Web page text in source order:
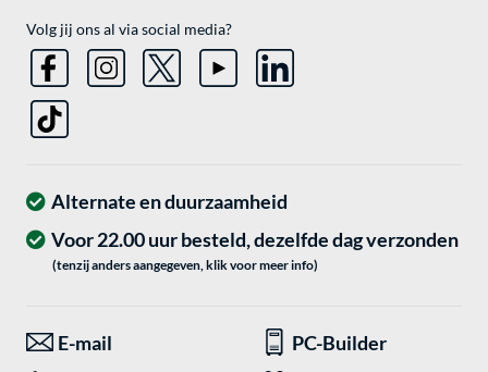
Volg jij ons al via social media?
Alternate en duurzaamheid
Voor 22.00 uur besteld, dezelfde dag verzonden
(tenzij anders aangegeven, klik voor meer info)
E-mail
PC-Builder